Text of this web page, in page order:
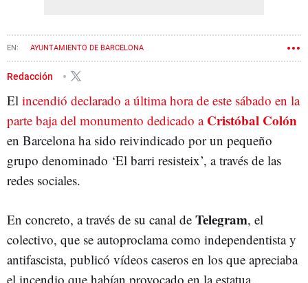
AYUNTAMIENTO DE BARCELONA
Redacción
El incendió declarado a última hora de este sábado en la
parte baja del monumento dedicado a Cristóbal Colón
en Barcelona ha sido reivindicado por un pequeño
grupo denominado ‘El barri resisteix’, a través de las
redes sociales.
En concreto, a través de su canal de Telegram, el
colectivo, que se autoproclama como independentista y
antifascista, publicó vídeos caseros en los que apreciaba
el incendio que habían provocado en la estatua.